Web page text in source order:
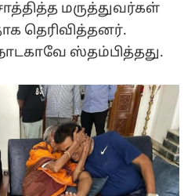
மருத்துவர்கள்
தெரிவித்தனர்.
ஸ்தம்பித்தது.